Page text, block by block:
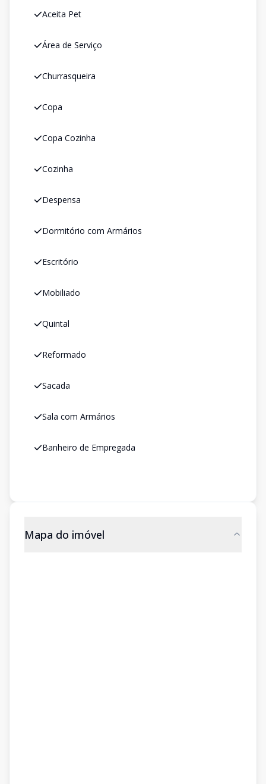
Aceita Pet
Área de Serviço
Churrasqueira
Copa
Copa Cozinha
Cozinha
Despensa
Dormitório com Armários
Escritório
Mobiliado
Quintal
Reformado
Sacada
Sala com Armários
Banheiro de Empregada
Mapa do imóvel